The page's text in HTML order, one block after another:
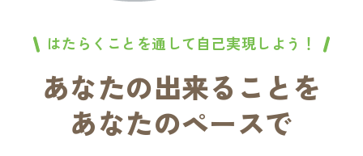
はたらくことを通して自己実現しよう！
あなたの出来ることを
あなたのペースで